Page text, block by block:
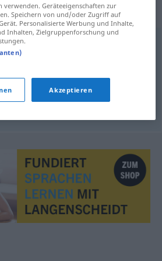
für "monumental"
,unermesslich
verwenden. Geräteeigenschaften zur
Speichern von und/oder Zugriff auf
Personalisierte Werbung und Inhalte,
Inhalten, Zielgruppenforschung und
Akzeptieren